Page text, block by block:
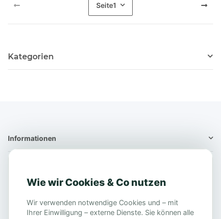
Wie wir Cookies & Co nutzen
Wir verwenden notwendige Cookies und – mit
Ihrer Einwilligung – externe Dienste. Sie können alle
Seite1
Kategorien
Informationen
Impressum